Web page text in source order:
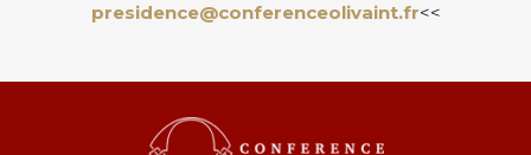
presidence@conferenceolivaint.fr<<